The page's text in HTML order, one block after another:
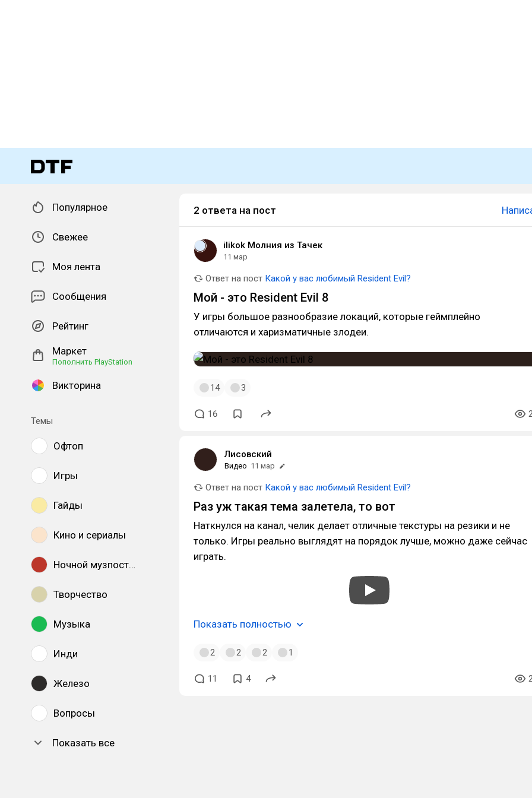
Популярное
Свежее
Моя лента
Сообщения
Рейтинг
Маркет
Пополнить PlayStation
Викторина
Темы
Офтоп
Игры
Гайды
Кино и сериалы
Ночной музпостинг
Творчество
Музыка
Инди
Железо
Вопросы
Показать все
2 ответа на пост
ilikok Молния из Тачек
11 мар
Ответ на пост Какой у вас любимый Resident Evil?
Мой - это Resident Evil 8
У игры большое разнообразие локаций, которые геймплейно
отличаются и харизматичные злодеи.
14 3
16
Лисовский
Видео 11 мар
Ответ на пост Какой у вас любимый Resident Evil?
Раз уж такая тема залетела, то вот
Наткнулся на канал, челик делает отличные текстуры на резики и не
только. Игры реально выглядят на порядок лучше, можно даже сейчас
играть.
Показать полностью
2 2 2 1
11 4